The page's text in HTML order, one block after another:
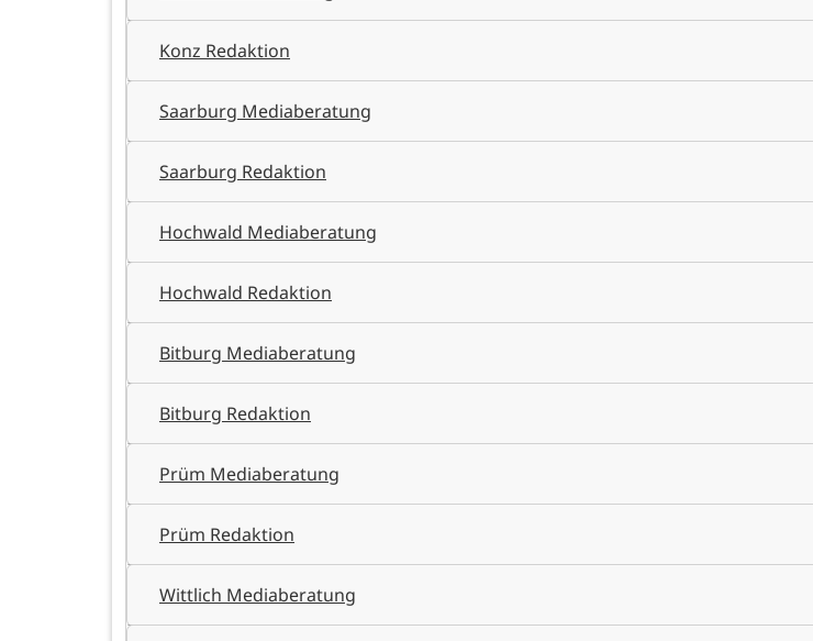
Konz Redaktion
Saarburg Mediaberatung
Saarburg Redaktion
Hochwald Mediaberatung
Hochwald Redaktion
Bitburg Mediaberatung
Bitburg Redaktion
Prüm Mediaberatung
Prüm Redaktion
Wittlich Mediaberatung